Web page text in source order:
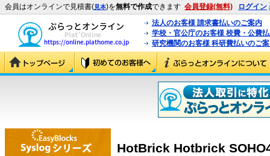
会員はオンラインで見積書(見本)を無料で作成できます 会員登録(無料) ログイン
法人のお客様 請求書払いのご案内
学校・官公庁のお客様 校費・公費
研究機関のお客様 科研費払いのご
HotBrick Hotbrick